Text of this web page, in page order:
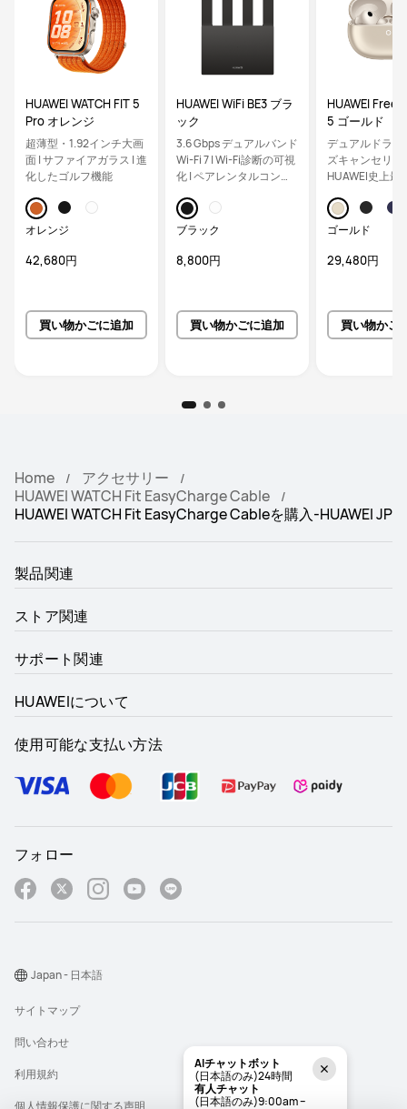
HUAWEI WATCH FIT 5
Pro オレンジ
超薄型・1.92インチ大画
面 | サファイアガラス | 進
化したゴルフ機能
オレンジ
42,680円
買い物かごに追加
HUAWEI WiFi BE3 ブラ
ック
3.6 Gbps デュアルバンド
Wi-Fi 7 | Wi-Fi診断の可視
化 | ペアレンタルコント
ブラック
8,800円
買い物かごに追加
HUAWEI
5 ゴールド
デュアルドライ
ズキャンセリン
HUAWEI史上最
ゴールド
29,480円
買い物かご
AIチャットボット
(日本語のみ)24時間
有人チャット
(日本語のみ)9:00am –
Home
アクセサリー
HUAWEI WATCH Fit EasyCharge Cable
HUAWEI WATCH Fit EasyCharge Cableを購入-HUAWEI JP
製品関連
ストア関連
サポート関連
HUAWEIについて
使用可能な支払い方法
フォロー
サイトマップ
問い合わせ
利用規約
個人情報保護に関する声明
Japan - 日本語